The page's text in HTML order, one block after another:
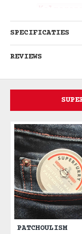
Red
Ervaar de
Baardolie,
gestresste
Deze
komijnolie
dof,
Natuurlijke
Geur:
Rescue+
SPECIFICATIES
REVIEWS
PATCHOULISM